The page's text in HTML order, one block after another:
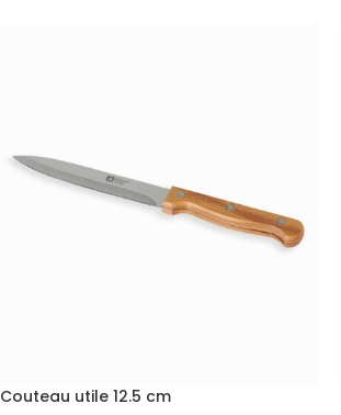
Couteau utile 12.5 cm